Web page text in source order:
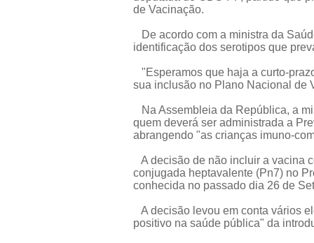
de Vacinação.
De acordo com a ministra da
identificação dos serotipos que
"Esperamos que haja a curto-
sua inclusão no Plano Nacional de
Na Assembleia da República, a
quem deverá ser administrada a
abrangendo "as crianças imuno-
A decisão de não incluir a vacina
conjugada heptavalente (Pn7) no
conhecida no passado dia 26 de
A decisão levou em conta vários
positivo na saúde pública" da